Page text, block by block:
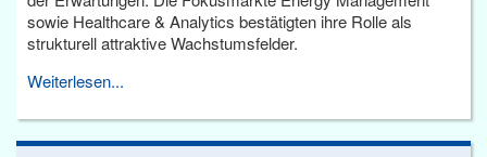
sowie Healthcare & Analytics bestätigten ihre Rolle als
strukturell attraktive Wachstumsfelder.
Weiterlesen...